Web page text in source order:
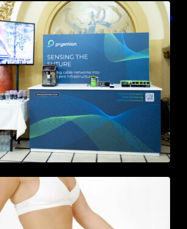
aduce la COMM26 tehnologii de
si Digital Energy pentru monitorizarea
timp real a infrastrucrutilor critice
Wegovy® generează o scădere
greutate de până la 22,6% la femei în
menopauzei și reduce la jumătate
de migrene